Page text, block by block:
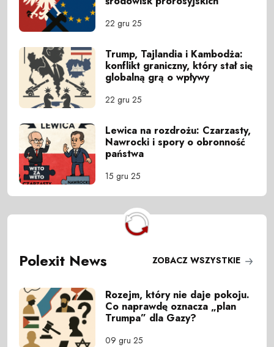
22 gru 25
Trump, Tajlandia i Kambodża:
konflikt graniczny, który stał się
globalną grą o wpływy
22 gru 25
Lewica na rozdrożu: Czarzasty,
Nawrocki i spory o obronność
państwa
15 gru 25
Polexit News ZOBACZ WSZYSTKIE
Rozejm, który nie daje pokoju.
Co naprawdę oznacza „plan
Trumpa” dla Gazy?
09 gru 25